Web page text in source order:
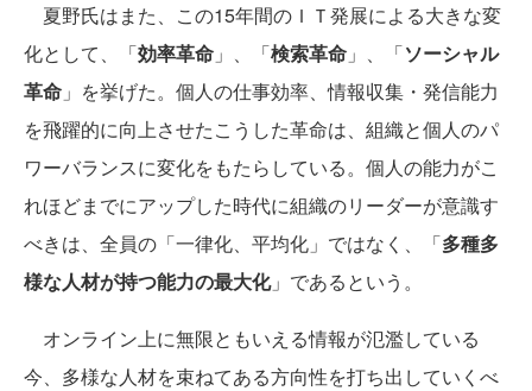
夏野氏はまた、この15年間のＩＴ発展による大きな変
化として、「効率革命 」、「検索革命 」、「ソーシャル
革命 」を挙げた。個人の仕事効率、情報収集・発信能力
を飛躍的に向上させたこうした革命は、組織と個人のパ
ワーバランスに変化をもたらしている。個人の能力がこ
れほどまでにアップした時代に組織のリーダーが意識す
べきは、全員の「一律化、平均化」ではなく、「多種多
様な人材が持つ能力の最大化」であるという。
オンライン上に無限ともいえる情報が氾濫している
今、多様な人材を束ねてある方向性を打ち出していくべ